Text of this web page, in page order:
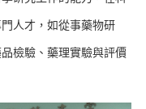
人才，如從事藥物研
檢驗、藥理實驗與評價